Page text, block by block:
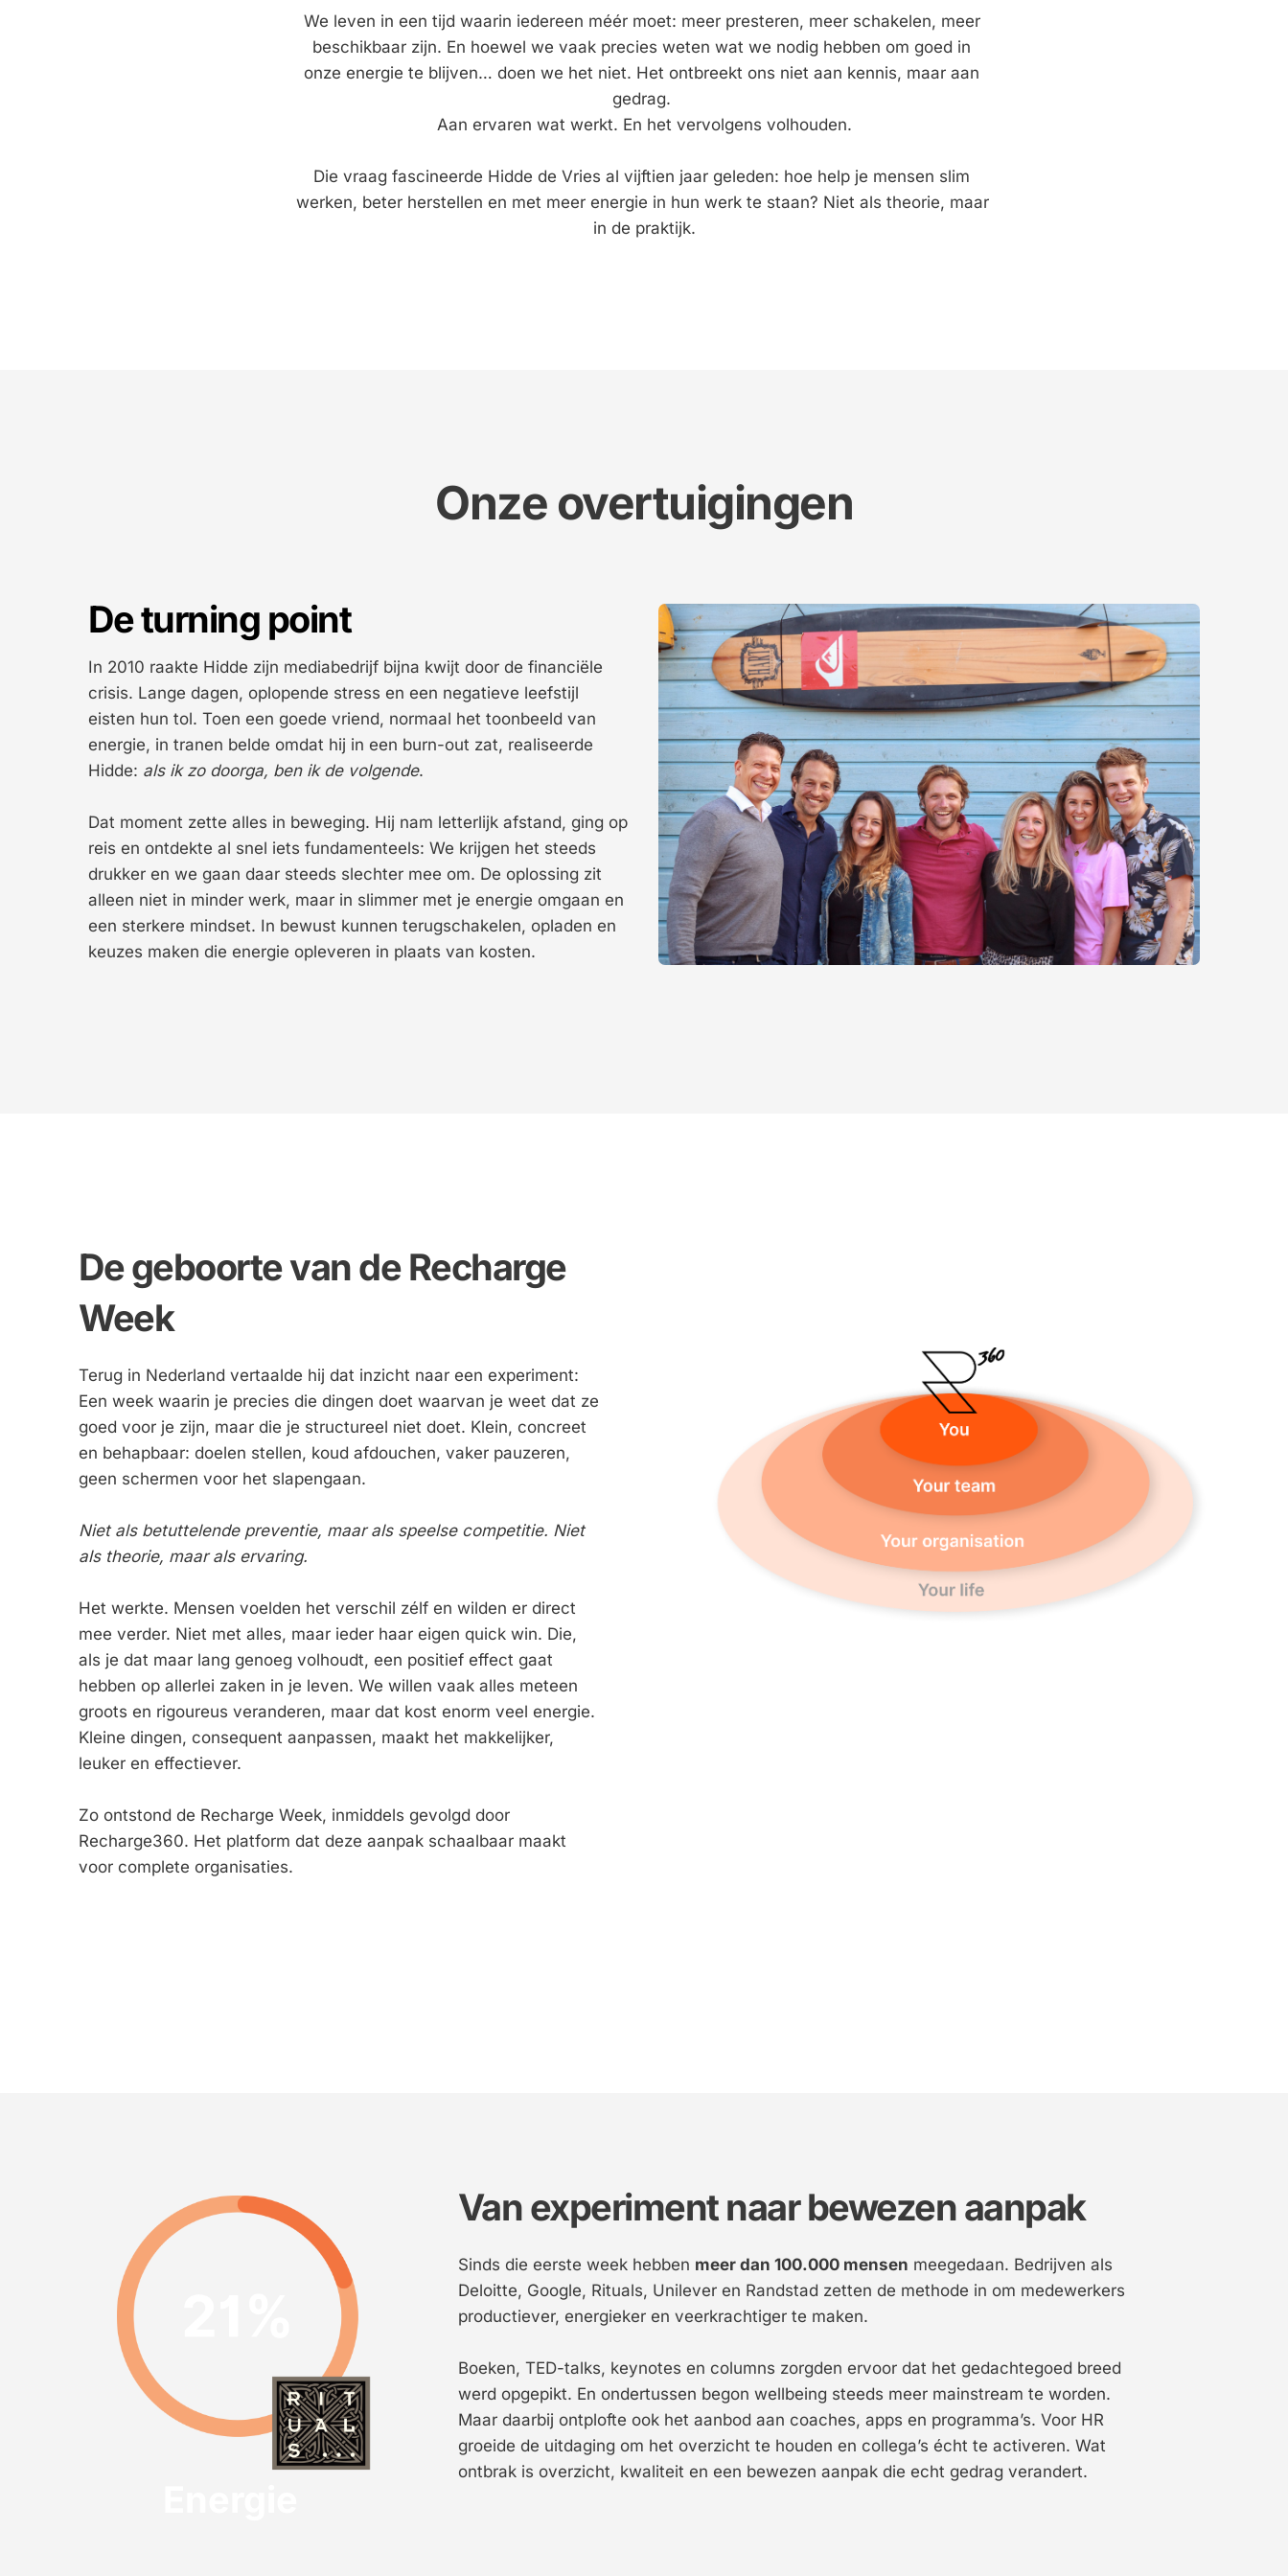
We leven in een tijd waarin iedereen méér moet: meer presteren, meer schakelen, meer
beschikbaar zijn. En hoewel we vaak precies weten wat we nodig hebben om goed in
onze energie te blijven… doen we het niet. Het ontbreekt ons niet aan kennis, maar aan
gedrag.
Aan ervaren wat werkt. En het vervolgens volhouden.
Die vraag fascineerde Hidde de Vries al vijftien jaar geleden: hoe help je mensen slim
werken, beter herstellen en met meer energie in hun werk te staan? Niet als theorie, maar
in de praktijk.
Onze overtuigingen
De turning point
In 2010 raakte Hidde zijn mediabedrijf bijna kwijt door de financiële
crisis. Lange dagen, oplopende stress en een negatieve leefstijl
eisten hun tol. Toen een goede vriend, normaal het toonbeeld van
energie, in tranen belde omdat hij in een burn-out zat, realiseerde
Hidde: als ik zo doorga, ben ik de volgende.
Dat moment zette alles in beweging. Hij nam letterlijk afstand, ging op
reis en ontdekte al snel iets fundamenteels: We krijgen het steeds
drukker en we gaan daar steeds slechter mee om. De oplossing zit
alleen niet in minder werk, maar in slimmer met je energie omgaan en
een sterkere mindset. In bewust kunnen terugschakelen, opladen en
keuzes maken die energie opleveren in plaats van kosten.
De geboorte van de Recharge
Week
Terug in Nederland vertaalde hij dat inzicht naar een experiment:
Een week waarin je precies die dingen doet waarvan je weet dat ze
goed voor je zijn, maar die je structureel niet doet. Klein, concreet
en behapbaar: doelen stellen, koud afdouchen, vaker pauzeren,
geen schermen voor het slapengaan.
Niet als betuttelende preventie, maar als speelse competitie. Niet
als theorie, maar als ervaring.
Het werkte. Mensen voelden het verschil zélf en wilden er direct
mee verder. Niet met alles, maar ieder haar eigen quick win. Die,
als je dat maar lang genoeg volhoudt, een positief effect gaat
hebben op allerlei zaken in je leven. We willen vaak alles meteen
groots en rigoureus veranderen, maar dat kost enorm veel energie.
Kleine dingen, consequent aanpassen, maakt het makkelijker,
leuker en effectiever.
Zo ontstond de Recharge Week, inmiddels gevolgd door
Recharge360. Het platform dat deze aanpak schaalbaar maakt
voor complete organisaties.
Van experiment naar bewezen aanpak
Sinds die eerste week hebben meer dan 100.000 mensen meegedaan. Bedrijven als
Deloitte, Google, Rituals, Unilever en Randstad zetten de methode in om medewerkers
productiever, energieker en veerkrachtiger te maken.
Boeken, TED-talks, keynotes en columns zorgden ervoor dat het gedachtegoed breed
werd opgepikt. En ondertussen begon wellbeing steeds meer mainstream te worden.
Maar daarbij ontplofte ook het aanbod aan coaches, apps en programma’s. Voor HR
groeide de uitdaging om het overzicht te houden en collega’s écht te activeren. Wat
ontbrak is overzicht, kwaliteit en een bewezen aanpak die echt gedrag verandert.